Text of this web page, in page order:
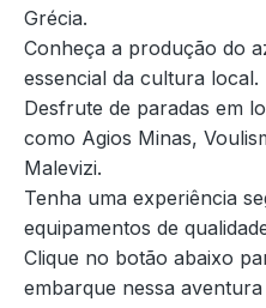
Grécia.
Conheça a produção do
essencial da cultura local.
Desfrute de paradas em
como Agios Minas,
Malevizi.
Tenha uma experiência
equipamentos de
Clique no botão abaixo
embarque nessa